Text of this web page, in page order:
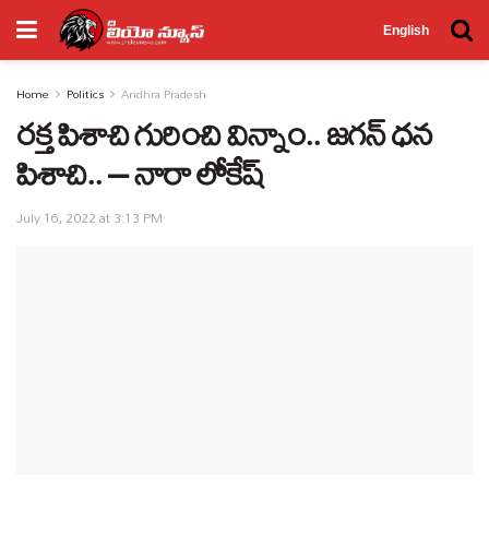
English
Home Politics Andhra Pradesh
రక్త పిశాచి గురించి విన్నాం.. జగన్ ధన
పిశాచి.. – నారా లోకేష్
July 16, 2022 at 3:13 PM